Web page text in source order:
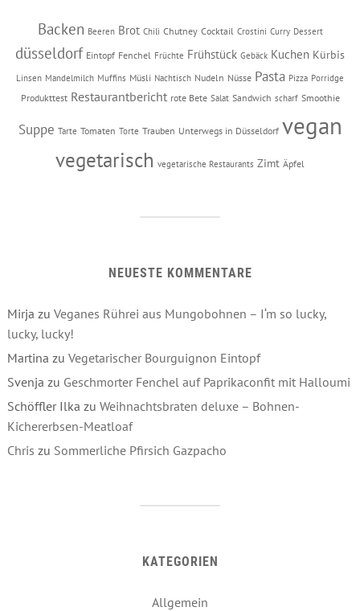
Backen Beeren Brot Chili Chutney Cocktail Crostini Curry Dessert
düsseldorf Eintopf Fenchel Früchte Frühstück Gebäck Kuchen Kürbis
Linsen Mandelmilch Muffins Müsli Nachtisch Nudeln Nüsse Pasta Pizza Porridge
Produkttest Restaurantbericht rote Bete Salat Sandwich scharf Smoothie
Suppe Tarte Tomaten Torte Trauben Unterwegs in Düsseldorf vegan
vegetarisch vegetarische Restaurants Zimt Äpfel
NEUESTE KOMMENTARE
Mirja zu Veganes Rührei aus Mungobohnen – I‘m so lucky,
lucky, lucky!
Martina zu Vegetarischer Bourguignon Eintopf
Svenja zu Geschmorter Fenchel auf Paprikaconfit mit Halloumi
Schöffler Ilka zu Weihnachtsbraten deluxe – Bohnen-
Kichererbsen-Meatloaf
Chris zu Sommerliche Pfirsich Gazpacho
KATEGORIEN
Allgemein